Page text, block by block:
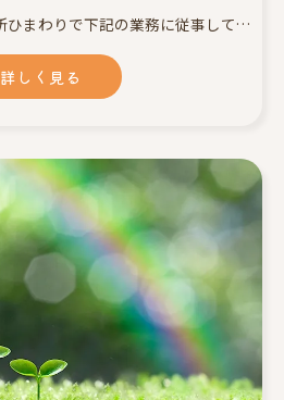
○就労継続支援B型事業所ひまわりで下記の業務に従事してもらいます。 ・施設施設利用者の個別支援計画とプロセス管理 ・医療機関や行政など関係機関との連携 ・スタッフ(職業指導員や生活支援員)の指導、アドバイス ・送迎業務 ・その他、施設内での必要な業務 ※業務の変更範囲:なし
詳しく見る